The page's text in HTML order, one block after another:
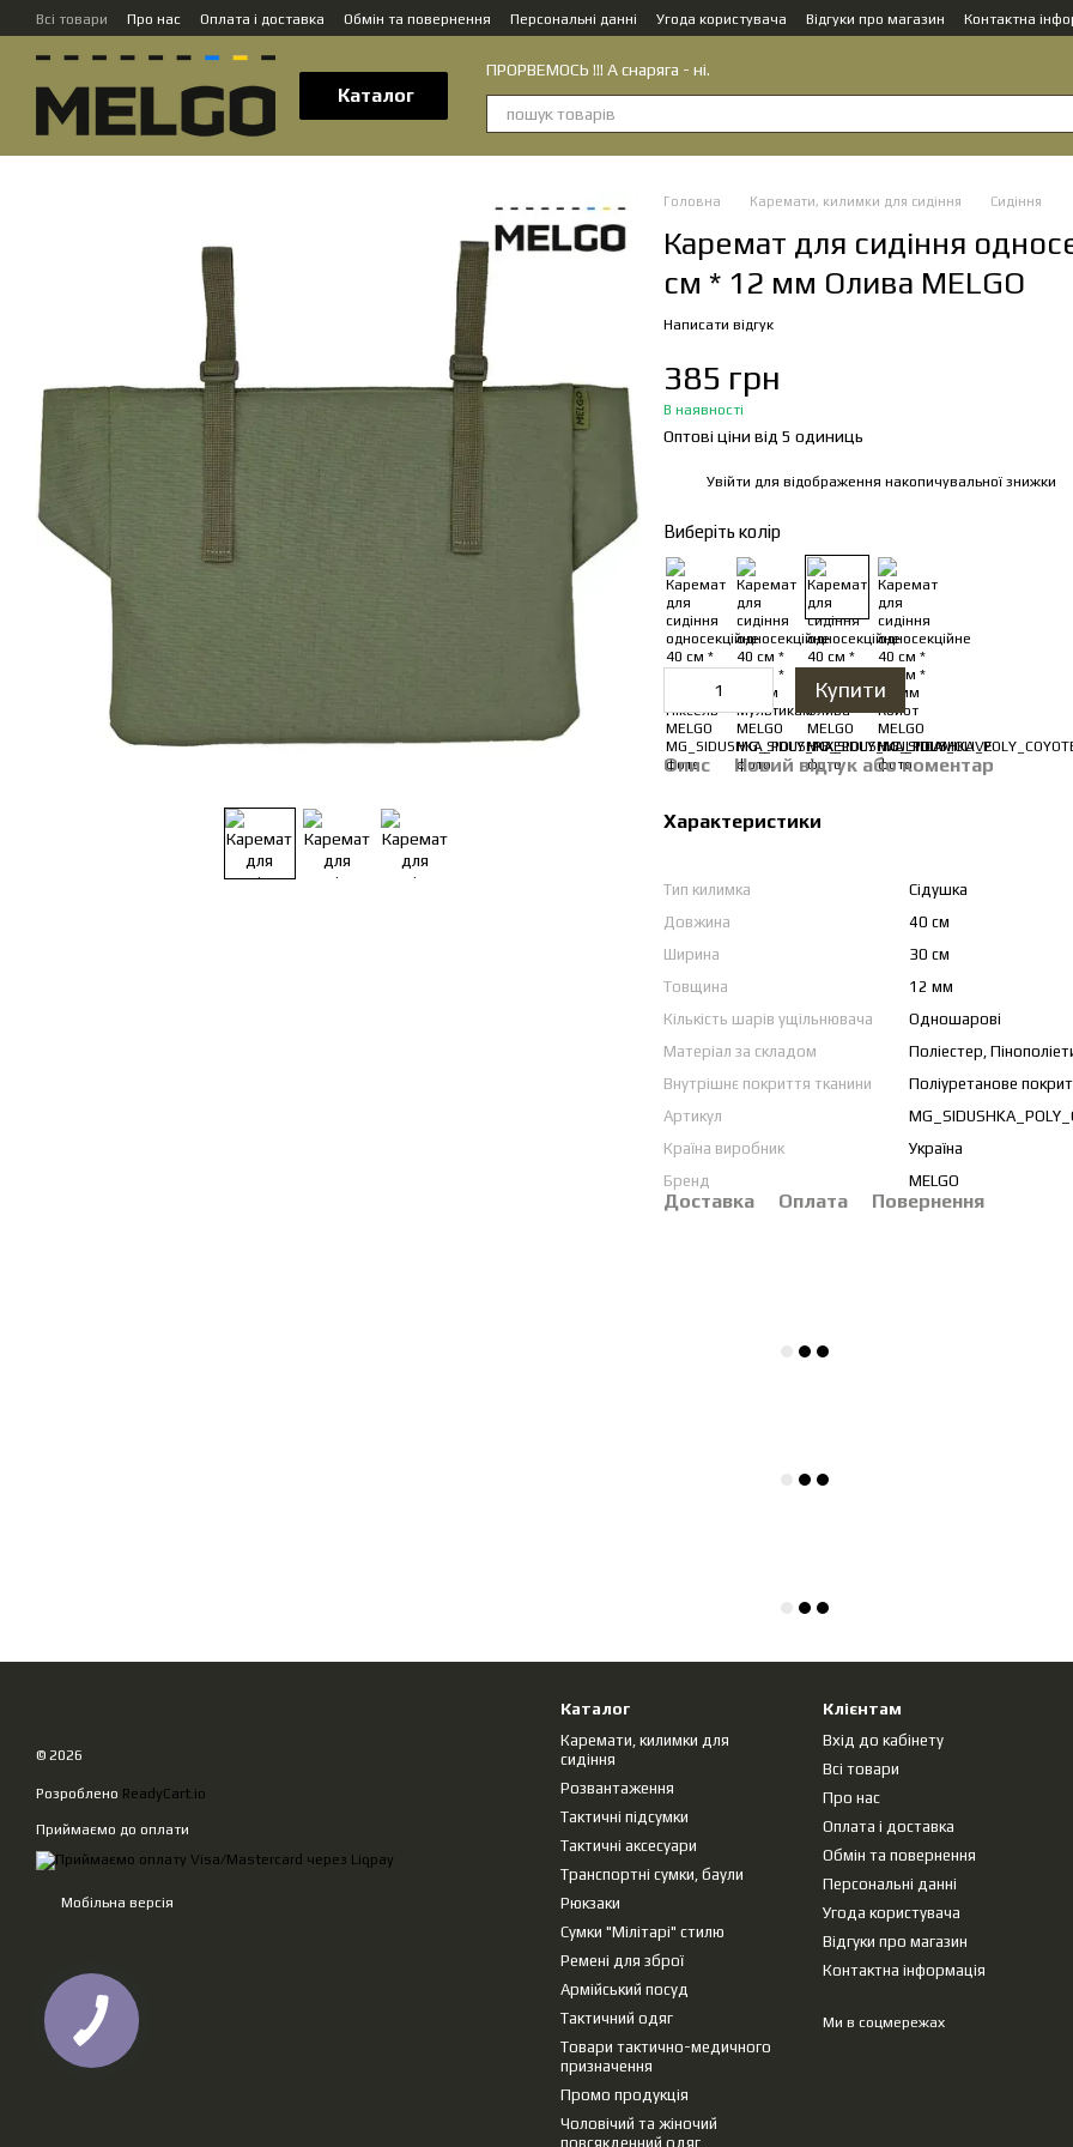
Перейти до основного контенту
Всі товари Про нас Оплата і доставка Обмін та повернення Персональні данні Угода користувача Відгуки про магазин Контактна
Каталог
ПРОРВЕМОСЬ !!! А снаряга - ні.
Головна Каремати, килимки для сидіння Сидіння
Каремат для сидіння
см * 12 мм Олива MELGO
Написати відгук
385 грн
В наявності
Оптові ціни від 5 одиниць
Увійти для відображення накопичувальної знижки
Виберіть колір
Купити
Опис Новий відгук або коментар
Характеристики
Тип килимка
Cідушка
Довжина
40 см
Ширина
30 см
Товщина
12 мм
Кількість шарів ущільнювача
Одношарові
Матеріал за складом
Поліестер,
Внутрішнє покриття тканини
Поліуретанове
Артикул
Країна виробник
Україна
Бренд
MELGO
Доставка Оплата Повернення
© 2026
Розроблено ReadyCart.io
Приймаємо до оплати
Мобільна версія
Каталог
Каремати, килимки для
сидіння
Розвантаження
Тактичні підсумки
Тактичні аксесуари
Транспортні сумки, баули
Рюкзаки
Сумки "Мілітарі" стилю
Ремені для зброї
Армійський посуд
Тактичний одяг
Товари тактично-медичного
призначення
Промо продукція
Чоловічий та жіночий
повсякденний одяг
Клієнтам
Вхід до кабінету
Всі товари
Про нас
Оплата і доставка
Обмін та повернення
Персональні данні
Угода користувача
Відгуки про магазин
Контактна інформація
Ми в соцмережах